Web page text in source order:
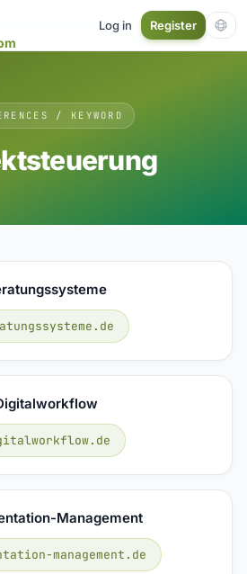
Log in Register
/ KEYWORD
Management
management.de